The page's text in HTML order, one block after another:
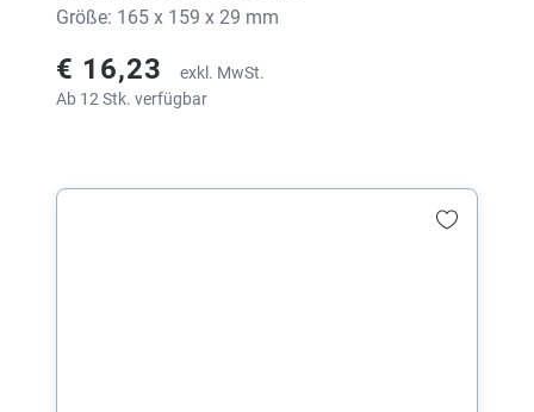
Größe: 165 x 159 x 29 mm
€ 16,23
exkl. MwSt.
Ab 12 Stk. verfügbar